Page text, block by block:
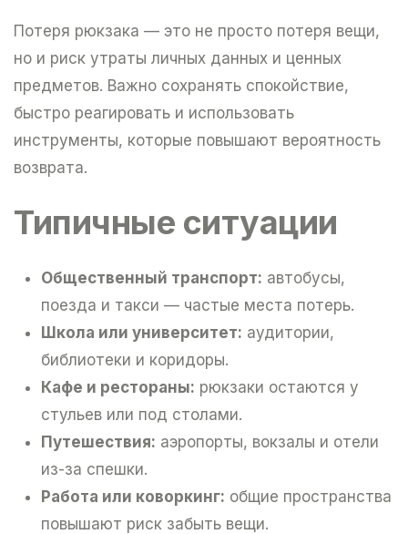
Потеря рюкзака — это не просто потеря вещи,
но и риск утраты личных данных и ценных
предметов. Важно сохранять спокойствие,
быстро реагировать и использовать
инструменты, которые повышают вероятность
возврата.
Типичные ситуации
Общественный транспорт: автобусы,
поезда и такси — частые места потерь.
Школа или университет: аудитории,
библиотеки и коридоры.
Кафе и рестораны: рюкзаки остаются у
стульев или под столами.
Путешествия: аэропорты, вокзалы и отели
из-за спешки.
Работа или коворкинг: общие пространства
повышают риск забыть вещи.